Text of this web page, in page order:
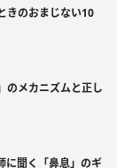
きのおまじない10
メカニズムと正し
聞く「鼻息」のギ